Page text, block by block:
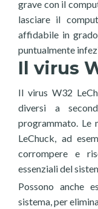
grave con il
lasciare il
affidabile in
puntualmente
Il virus
Il virus W32
diversi a
programmato. Le
LeChuck, ad
corrompere e
essenziali del
Possono anche
sistema, per